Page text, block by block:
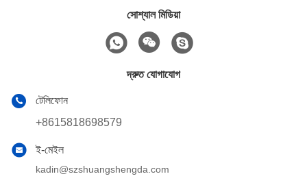
সোশ্যাল মিডিয়া
দ্রুত যোগাযোগ
টেলিফোন
+8615818698579
ই-মেইল
kadin@szshuangshengda.com